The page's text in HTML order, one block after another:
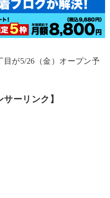
が5/26（金）オープン予
サーリンク】